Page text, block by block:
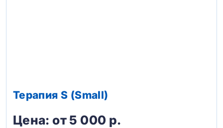
Терапия S (Small)
Цена: от 5 000 р.